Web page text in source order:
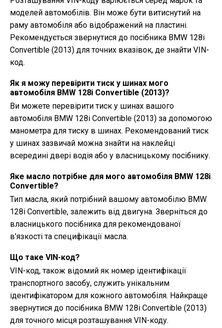
моделей автомобілів. Він може бути витиснутий на
раму автомобіля або відображений на пластині.
Рекомендується звернутися до посібника BMW 128i
Convertible (2013) для точних вказівок, де знайти VIN-
код.
Як я можу перевірити тиск у шинах мого
автомобіля BMW 128i Convertible (2013)?
Ви можете перевірити тиск у шинах вашого
автомобіля BMW 128i Convertible (2013) за допомогою
манометра для тиску в шинах. Рекомендований тиск
у шинах зазвичай можна знайти на наклейці
всередині двері водія або у власницькому посібнику.
Яке масло потрібне для мого автомобіля BMW 128i
Convertible?
Тип масла, який потрібний вашому автомобілю BMW
128i Convertible, залежить від двигуна. Зверніться до
власницького посібника для рекомендованої
в'язкості та специфікації масла.
Що таке VIN-код?
VIN-код, також відомий як номер ідентифікації
транспортного засобу, служить унікальним
ідентифікатором для кожного автомобіля. Найкраще
звернутися до посібника BMW 128i Convertible (2013)
для точного місця розташування VIN-коду.